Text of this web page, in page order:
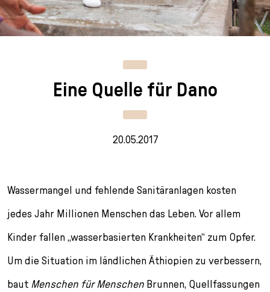
n
g
p
r
i
n
u
g
s
e
e
h
l
n
Eine Quelle für Dano
20.05.2017
Wassermangel und fehlende Sanitäranlagen kosten
jedes Jahr Millionen Menschen das Leben. Vor allem
Kinder fallen „wasserbasierten Krankheiten“ zum Opfer.
Um die Situation im ländlichen Äthiopien zu verbessern,
baut Menschen für Menschen Brunnen, Quellfassungen